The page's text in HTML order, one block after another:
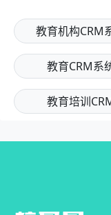
教育机构CRM
教育CRM系
教育培训